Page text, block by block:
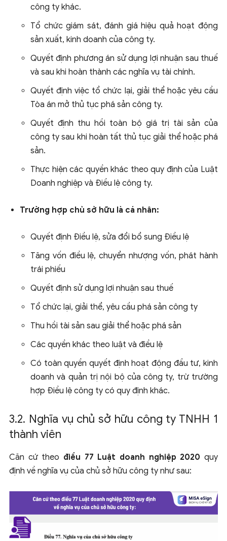
công ty khác.
Tổ chức giám sát, đánh giá hiệu quả hoạt động
sản xuất, kinh doanh của công ty.
Quyết định phương án sử dụng lợi nhuận sau thuế
và sau khi hoàn thành các nghĩa vụ tài chính.
Quyết định việc tổ chức lại, giải thể hoặc yêu cầu
Tòa án mở thủ tục phá sản công ty.
Quyết định thu hồi toàn bộ giá trị tài sản của
công ty sau khi hoàn tất thủ tục giải thể hoặc phá
sản.
Thực hiện các quyền khác theo quy định của Luật
Doanh nghiệp và Điều lệ công ty.
Trường hợp chủ sở hữu là cá nhân:
Quyết định Điều lệ, sửa đổi bổ sung Điều lệ
Tăng vốn điều lệ, chuyển nhượng vốn, phát hành
trái phiếu
Quyết định sử dụng lợi nhuận sau thuế
Tổ chức lại, giải thể, yêu cầu phá sản công ty
Thu hồi tài sản sau giải thể hoặc phá sản
Các quyền khác theo luật và điều lệ
Có toàn quyền quyết định hoạt động đầu tư, kinh
doanh và quản trị nội bộ của công ty, trừ trường
hợp Điều lệ công ty có quy định khác.
3.2. Nghĩa vụ chủ sở hữu công ty TNHH 1
thành viên
Căn cứ theo điều 77 Luật doanh nghiệp 2020 quy
định về nghĩa vụ của chủ sở hữu công ty như sau: